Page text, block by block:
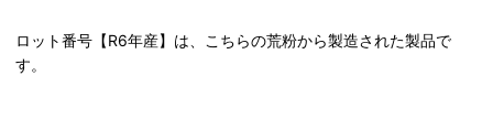
ロット番号【R6年産】は、こちらの荒粉から製造された製品で
す。